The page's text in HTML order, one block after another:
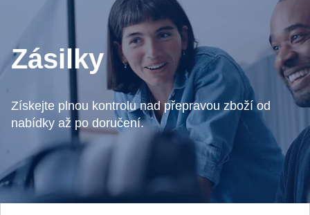
Zásilky
Získejte plnou kontrolu nad přepravou zboží od
nabídky až po doručení.